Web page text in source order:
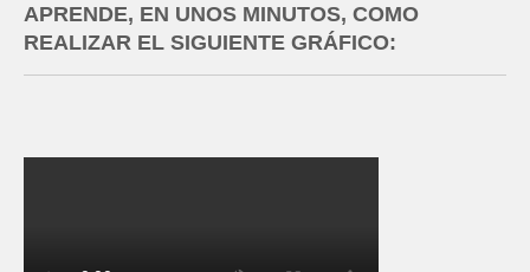
APRENDE, EN UNOS MINUTOS, COMO
REALIZAR EL SIGUIENTE GRÁFICO: